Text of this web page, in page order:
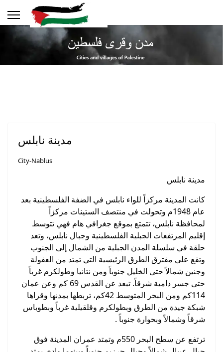
مدينة نابلس
City-Nablus
مدينة نابلس
كانت المدينة مركزاً للواء نابلس في الضفة الفلسطينية بعد
عام 1948م وتحولت في منتصف الستينات مركزاً
لمحافظة نابلس، تتمتع بموقع جغرافي هام فهي تتوسط
إقليم المرتفعات الجبلية الفلسطينية وجبال نابلس، وتعد
حلقة في سلسلة المدن الجبلية من الشمال إلى الجنوب
وتقع على مفترق الطرق الرئيسية التي تمتد من العفولة
وجنين شمالاً حتى الخليل جنوباً ومن نتانيا وطولكرم غرباً
حتى جسر دامية شرقاً. تبعد عن القدس 69 كم وعن عمان
114كم ومن البحر المتوسط 42كم، تربطها بمدنها وقراها
شبكة جيدة من الطرق وبطولكرم وقلقيلية غرباً وبطوباس
شرقاً وشمالاً وبحوارة جنوباً .
ترتفع عن سطح البحر 550م وتمتد عمران المدينة فوق